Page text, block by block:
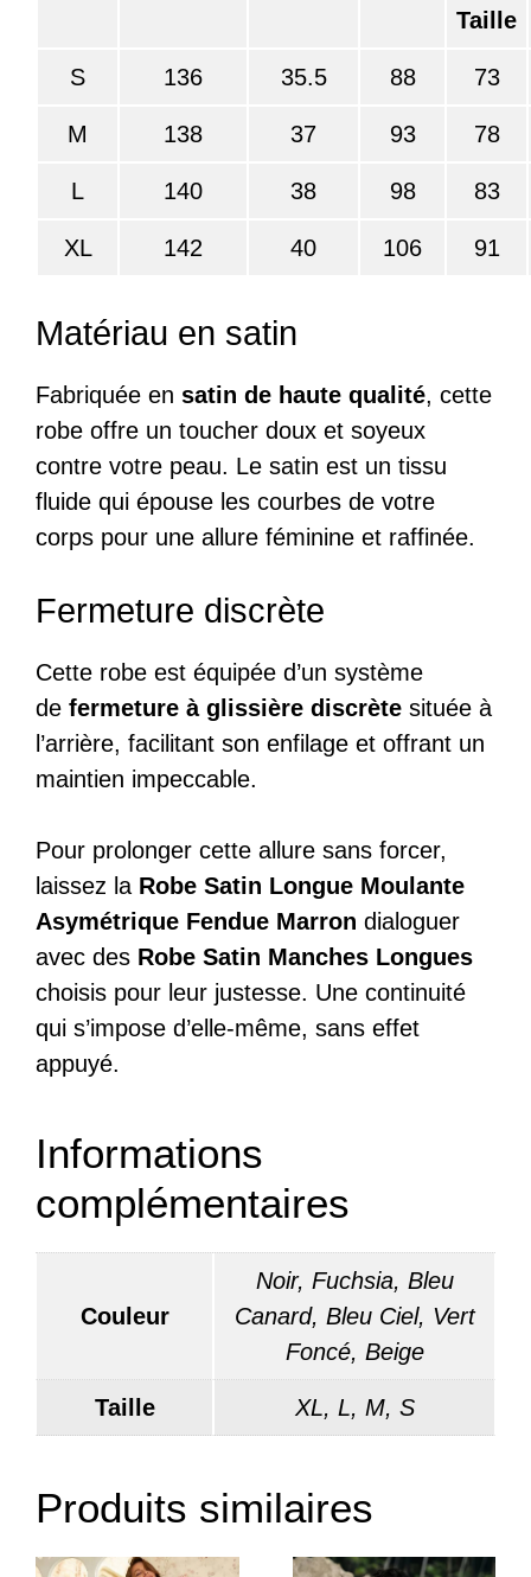
Taille
S 136 35.5 88 73
M 138 37 93 78
L 140 38 98 83
XL 142 40 106 91
Matériau en satin
Fabriquée en satin de haute qualité, cette
robe offre un toucher doux et soyeux
contre votre peau. Le satin est un tissu
fluide qui épouse les courbes de votre
corps pour une allure féminine et raffinée.
Fermeture discrète
Cette robe est équipée d’un système
de fermeture à glissière discrète située à
l’arrière, facilitant son enfilage et offrant un
maintien impeccable.
Pour prolonger cette allure sans forcer,
laissez la Robe Satin Longue Moulante
Asymétrique Fendue Marron dialoguer
avec des Robe Satin Manches Longues
choisis pour leur justesse. Une continuité
qui s’impose d’elle-même, sans effet
appuyé.
Informations
complémentaires
Couleur
Noir, Fuchsia, Bleu
Canard, Bleu Ciel, Vert
Foncé, Beige
Taille XL, L, M, S
Produits similaires